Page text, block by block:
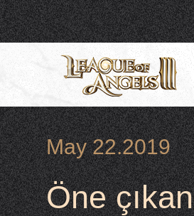
May 22.2019
Öne çıkan